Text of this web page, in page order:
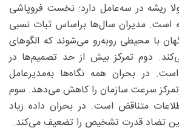
ریشه در سه‌عامل دارد: نخست فروپاشی
مدیران سال‌ها براساس ثبات نسبی
با محیطی روبه‌رو می‌شوند که الگوهای
دوم تمرکز بیش از حد تصمیم‌ها در
در بحران همه نگاه‌ها به‌مدیرعامل
سرعت سازمان را کاهش می‌دهد. سوم
متناقض است. در بحران داده زیاد
تضاد قدرت تشخیص را تضعیف می‌کند.